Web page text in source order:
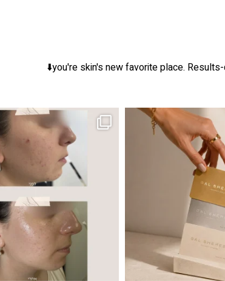
you're skin's new favorite place.
הנפוצים ביותר בעור, אך לכל עור